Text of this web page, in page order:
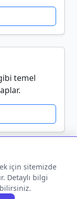
temel
için sitemizde
Detaylı bilgi
• İletişim